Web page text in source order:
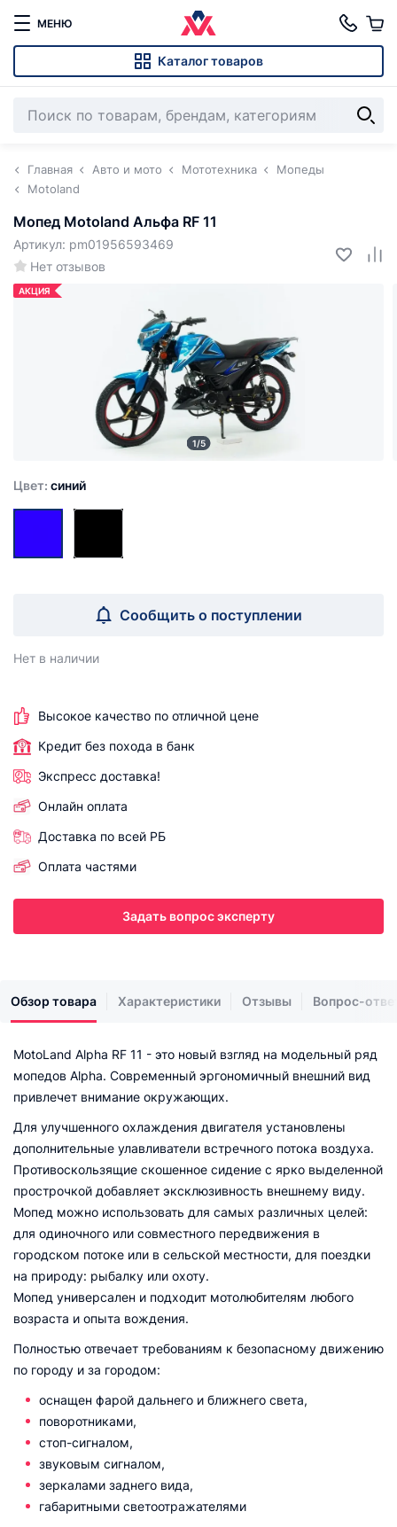
МЕНЮ
Каталог товаров
Главная Авто и мото Мототехника
Мопеды
Motoland
Мопед Motoland Альфа RF 11
Нет отзывов
Артикул: pm01956593469
АКЦИЯ
1/5
Цвет: синий
Сообщить о поступлении
Нет в наличии
Высокое качество по отличной цене
Кредит без похода в банк
Экспресс доставка!
Онлайн оплата
Доставка по всей РБ
Оплата частями
Задать вопрос эксперту
Обзор товара Характеристики Отзывы Вопрос-
MotoLand Alpha RF 11 - это новый взгляд на модельный ряд
мопедов Alpha. Современный эргономичный внешний вид
привлечет внимание окружающих.
Для улучшенного охлаждения двигателя установлены
дополнительные улавливатели встречного потока воздуха.
Противоскользящие скошенное сидение с ярко выделенной
прострочкой добавляет эксклюзивность внешнему виду.
Мопед можно использовать для самых различных целей:
для одиночного или совместного передвижения в
городском потоке или в сельской местности, для поездки
на природу: рыбалку или охоту.
Мопед универсален и подходит мотолюбителям любого
возраста и опыта вождения.
Полностью отвечает требованиям к безопасному движению
по городу и за городом:
оснащен фарой дальнего и ближнего света,
поворотниками,
стоп-сигналом,
звуковым сигналом,
зеркалами заднего вида,
габаритными светоотражателями